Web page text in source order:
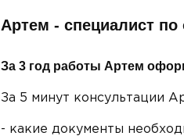
Артем - специалист
За 3 год работы Артем
За 5 минут консультации
- какие документы